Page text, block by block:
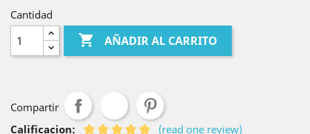
Cantidad
 AÑADIR AL CARRITO
Compartir
Calificacion:
(read one review)